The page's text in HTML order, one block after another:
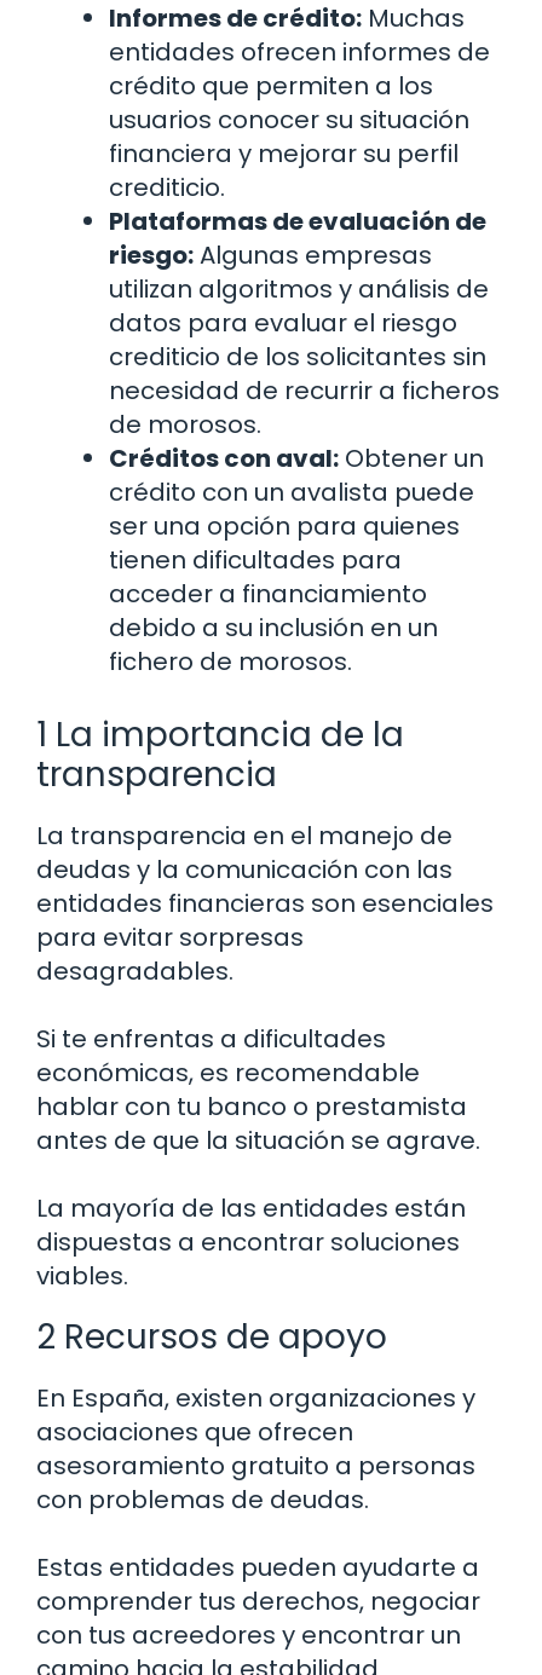
Informes de crédito: Muchas
entidades ofrecen informes de
crédito que permiten a los
usuarios conocer su situación
financiera y mejorar su perfil
crediticio.
Plataformas de evaluación de
riesgo:Algunas empresas
utilizan algoritmos y análisis de
datos para evaluar el riesgo
crediticio de los solicitantes sin
necesidad de recurrir a ficheros
de morosos.
Créditos con aval: Obtener un
crédito con un avalista puede
ser una opción para quienes
tienen dificultades para
acceder a financiamiento
debido a su inclusión en un
fichero de morosos.
1 La importancia de la
transparencia
La transparencia en el manejo de
deudas y la comunicación con las
entidades financieras son esenciales
para evitar sorpresas
desagradables.
Si te enfrentas a dificultades
económicas, es recomendable
hablar con tu banco o prestamista
antes de que la situación se agrave.
La mayoría de las entidades están
dispuestas a encontrar soluciones
viables.
2 Recursos de apoyo
En España, existen organizaciones y
asociaciones que ofrecen
asesoramiento gratuito a personas
con problemas de deudas.
Estas entidades pueden ayudarte a
comprender tus derechos, negociar
con tus acreedores y encontrar un